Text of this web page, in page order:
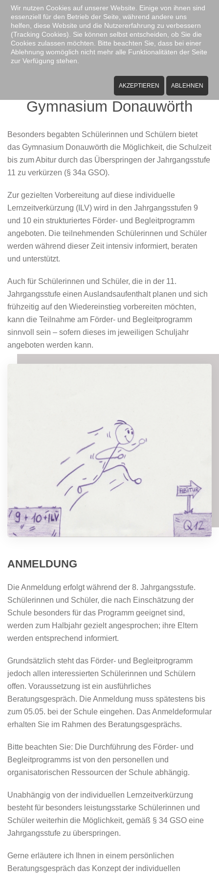
Zum Hauptinhalt springen
Individuelle
Lernzeitverkürzung (ILV) am
Gymnasium Donauwörth
Besonders begabten Schülerinnen und Schülern bietet
das Gymnasium Donauwörth die Möglichkeit, die Schulzeit
bis zum Abitur durch das Überspringen der Jahrgangsstufe
11 zu verkürzen (§ 34a GSO).
Zur gezielten Vorbereitung auf diese individuelle
Lernzeitverkürzung (ILV) wird in den Jahrgangsstufen 9
und 10 ein strukturiertes Förder- und Begleitprogramm
angeboten. Die teilnehmenden Schülerinnen und Schüler
werden während dieser Zeit intensiv informiert, beraten
und unterstützt.
Auch für Schülerinnen und Schüler, die in der 11.
Jahrgangsstufe einen Auslandsaufenthalt planen und sich
frühzeitig auf den Wiedereinstieg vorbereiten möchten,
kann die Teilnahme am Förder- und Begleitprogramm
sinnvoll sein – sofern dieses im jeweiligen Schuljahr
angeboten werden kann.
ANMELDUNG
Die Anmeldung erfolgt während der 8. Jahrgangsstufe.
Schülerinnen und Schüler, die nach Einschätzung der
Schule besonders für das Programm geeignet sind,
werden zum Halbjahr gezielt angesprochen; ihre Eltern
werden entsprechend informiert.
Grundsätzlich steht das Förder- und Begleitprogramm
jedoch allen interessierten Schülerinnen und Schülern
offen. Voraussetzung ist ein ausführliches
Beratungsgespräch. Die Anmeldung muss spätestens bis
zum 05.05. bei der Schule eingehen. Das Anmeldeformular
erhalten Sie im Rahmen des Beratungsgesprächs.
Bitte beachten Sie: Die Durchführung des Förder- und
Begleitprogramms ist von den personellen und
organisatorischen Ressourcen der Schule abhängig.
Unabhängig von der individuellen Lernzeitverkürzung
besteht für besonders leistungsstarke Schülerinnen und
Schüler weiterhin die Möglichkeit, gemäß § 34 GSO eine
Jahrgangsstufe zu überspringen.
Gerne erläutere ich Ihnen in einem persönlichen
Beratungsgespräch das Konzept der individuellen
Wir nutzen Cookies auf unserer Website. Einige von ihnen sind
essenziell für den Betrieb der Seite, während andere uns
helfen, diese Website und die Nutzererfahrung zu verbessern
(Tracking Cookies). Sie können selbst entscheiden, ob Sie die
Cookies zulassen möchten. Bitte beachten Sie, dass bei einer
Ablehnung womöglich nicht mehr alle Funktionalitäten der Seite
zur Verfügung stehen.
AKZEPTIEREN ABLEHNEN